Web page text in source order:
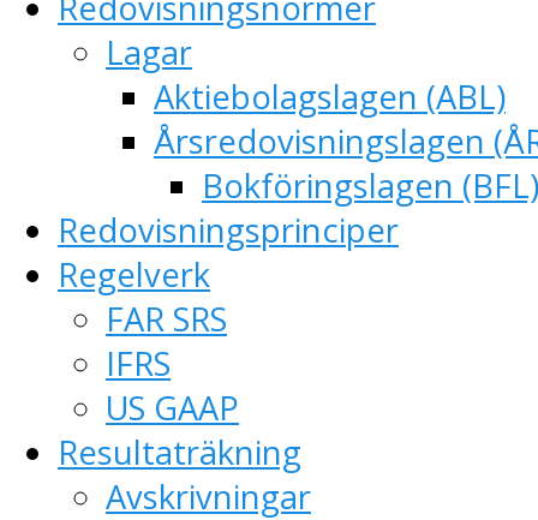
Lagar
Aktiebolagslagen (ABL)
Årsredovisningslagen
Bokföringslagen (BFL)
Redovisningsprinciper
Regelverk
FAR SRS
IFRS
US GAAP
Resultaträkning
Avskrivningar